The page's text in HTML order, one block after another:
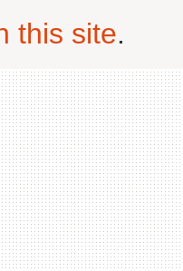
this site.